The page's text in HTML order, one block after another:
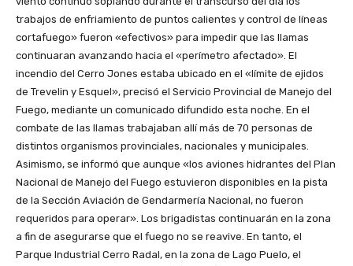
trabajos de enfriamiento de puntos calientes y control de líneas
cortafuego» fueron «efectivos» para impedir que las llamas
continuaran avanzando hacia el «perímetro afectado». El
incendio del Cerro Jones estaba ubicado en el «límite de ejidos
de Trevelin y Esquel», precisó el Servicio Provincial de Manejo del
Fuego, mediante un comunicado difundido esta noche. En el
combate de las llamas trabajaban allí más de 70 personas de
distintos organismos provinciales, nacionales y municipales.
Asimismo, se informó que aunque «los aviones hidrantes del Plan
Nacional de Manejo del Fuego estuvieron disponibles en la pista
de la Sección Aviación de Gendarmería Nacional, no fueron
requeridos para operar». Los brigadistas continuarán en la zona
a fin de asegurarse que el fuego no se reavive. En tanto, el
Parque Industrial Cerro Radal, en la zona de Lago Puelo, el